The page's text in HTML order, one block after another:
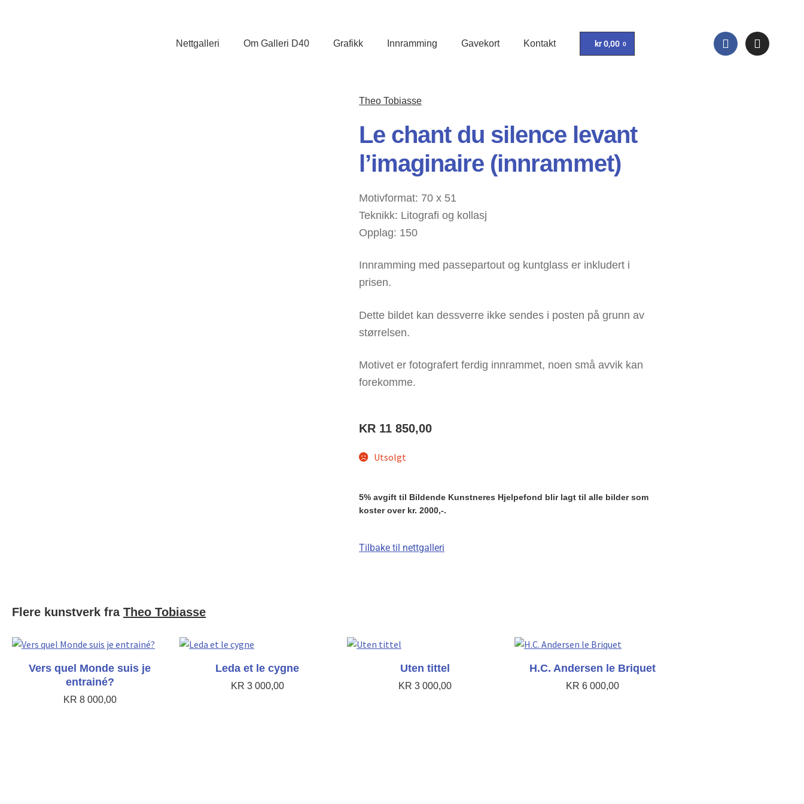
Nettgalleri Om Galleri D40 Grafikk Innramming Gavekort Kontakt kr0,00 0
Theo Tobiasse
Le chant du silence levant
l’imaginaire (innrammet)
Motivformat: 70 x 51
Teknikk: Litografi og kollasj
Opplag: 150
Innramming med passepartout og kuntglass er inkludert i
prisen.
Dette bildet kan dessverre ikke sendes i posten på grunn av
størrelsen.
Motivet er fotografert ferdig innrammet, noen små avvik kan
forekomme.
KR 11 850,00
Utsolgt
5% avgift til Bildende Kunstneres Hjelpefond blir lagt til alle bilder som
koster over kr. 2000,-.
Tilbake til nettgalleri
Flere kunstverk fra Theo Tobiasse
Vers quel Monde suis je
entrainé?
KR 8 000,00
Leda et le cygne
KR 3 000,00
Uten tittel
KR 3 000,00
H.C. Andersen le Briquet
KR 6 000,00